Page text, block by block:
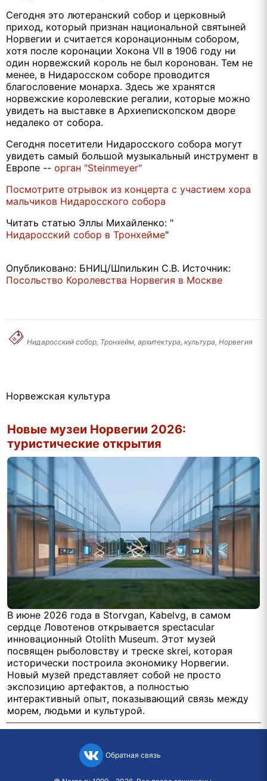
Сегодня это лютеранский собор и церковный
приход, который признан национальной святыней
Норвегии и считается коронационным собором,
хотя после коронации Хокона VII в 1906 году ни
один норвежский король не был коронован. Тем не
менее, в Нидаросском соборе проводится
благословение монарха. Здесь же хранятся
норвежские королевские регалии, которые можно
увидеть на выставке в Архиепископском дворе
недалеко от собора.
Сегодня посетители Нидаросского собора могут
увидеть самый большой музыкальный инструмент в
Европе -- орган "Steinmeyer"
Посмотрите отрывок из концерта с участием хора
мальчиков Нидаросского собора
Читать статью Эллы Михайленко: "
Нидаросский собор в Тронхейме"
Опубликовано: БНИЦ/Шпилькин С.В. Источник:
Посольство Королевства Норвегия в Москве
Нидаросский собор, Тронхейм, архитектура, культура, Норвегия
Норвежская культура
Новые музеи Норвегии 2026:
туристические открытия
В июне 2026 года в Storvgan, Kabelvg, в самом
сердце Ловотенов открывается spectacular
инновационный Otolith Museum. Этот музей
посвящен рыболовству и треске skrei, которая
исторически построила экономику Норвегии.
Новый музей представляет собой не просто
экспозицию артефактов, а полностью
интерактивный опыт, показывающий связь между
морем, людьми и культурой.
Обратная связь